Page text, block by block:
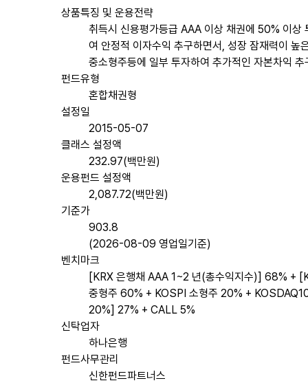
상품특징 및 운용전략
취득시 신용평가등급 AAA 이상 채권에 50% 이상
여 안정적 이자수익 추구하면서, 성장 잠재력이 높
중소형주등에 일부 투자하여 추가적인 자본차익 추
펀드유형
혼합채권형
설정일
2015-05-07
클래스 설정액
232.97(백만원)
운용펀드 설정액
2,087.72(백만원)
기준가
903.8
(2026-08-09 영업일기준)
벤치마크
[KRX 은행채 AAA 1~2 년(총수익지수)] 68% +
중형주 60% + KOSPI 소형주 20% +
20%] 27% + CALL 5%
신탁업자
하나은행
펀드사무관리
신한펀드파트너스